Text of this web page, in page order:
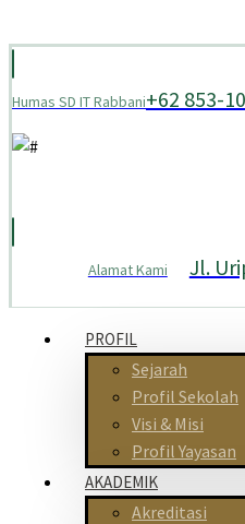
Humas SD IT Rabbani+62 853-
Alamat Kami Jl.
PROFIL
Sejarah
Profil Sekolah
Visi & Misi
Profil Yayasan
AKADEMIK
Akreditasi